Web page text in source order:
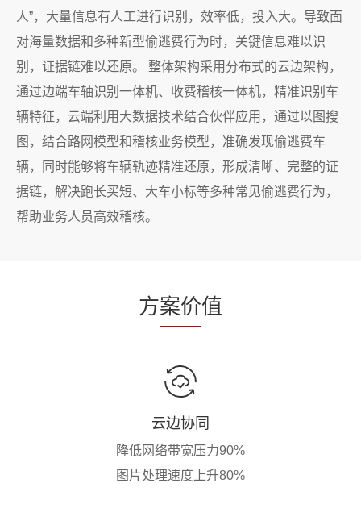
人”，大量信息有人工进行识别，效率低，投入大。导致面
对海量数据和多种新型偷逃费行为时，关键信息难以识
别，证据链难以还原。 整体架构采用分布式的云边架构，
通过边端车轴识别一体机、收费稽核一体机，精准识别车
辆特征，云端利用大数据技术结合伙伴应用，通过以图搜
图，结合路网模型和稽核业务模型，准确发现偷逃费车
辆，同时能够将车辆轨迹精准还原，形成清晰、完整的证
据链，解决跑长买短、大车小标等多种常见偷逃费行为，
帮助业务人员高效稽核。
方案价值
云边协同
降低网络带宽压力90%
图片处理速度上升80%